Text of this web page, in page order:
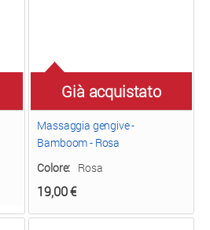
Già acquistato
Massaggia gengive -
Bamboom - Rosa
Colore: Rosa
19,00€